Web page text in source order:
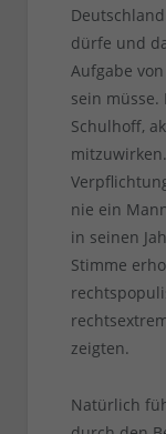
dürfe und
Aufgabe
sein müsse.
Schulhoff,
nie ein
in seinen
Stimme
zeigten.
Natürlich